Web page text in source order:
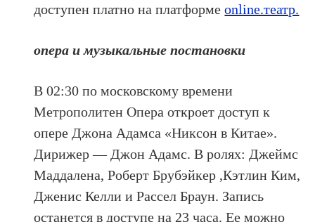
доступен платно на платформеonline.театр.
опера и музыкальные постановки
В 02:30 по московскому времени
Метрополитен Опера откроет доступ к
опере Джона Адамса «Никсон в Китае».
Дирижер — Джон Адамс. В ролях: Джеймс
Маддалена, Роберт Брубэйкер ,Кэтлин Ким,
Дженис Келли и Рассел Браун. Запись
останется в доступе на 23 часа. Ее можно